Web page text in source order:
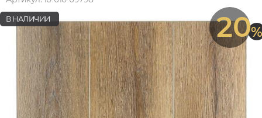
20%
В НАЛИЧИИ